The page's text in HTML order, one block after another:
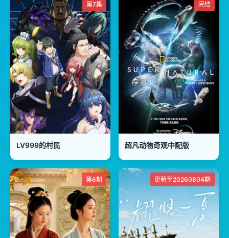
第7集
LV999的村民
完结
超凡动物奇观中配版
第6期 更新至20260804期